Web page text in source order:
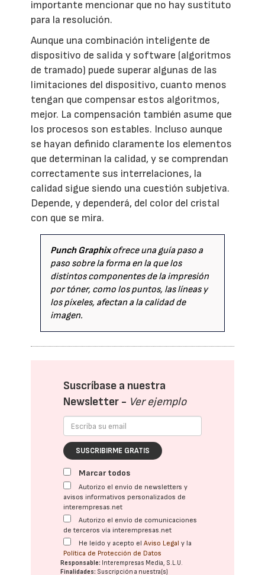
importante mencionar que no hay sustituto
para la resolución.
Aunque una combinación inteligente de
dispositivo de salida y software (algoritmos
de tramado) puede superar algunas de las
limitaciones del dispositivo, cuanto menos
tengan que compensar estos algoritmos,
mejor. La compensación también asume que
los procesos son estables. Incluso aunque
se hayan definido claramente los elementos
que determinan la calidad, y se comprendan
correctamente sus interrelaciones, la
calidad sigue siendo una cuestión subjetiva.
Depende, y dependerá, del color del cristal
con que se mira.
Punch Graphixofrece una guía paso a
paso sobre la forma en la que los
distintos componentes de la impresión
por tóner, como los puntos, las líneas y
los píxeles, afectan a la calidad de
imagen.
Suscríbase a nuestra
Newsletter - Ver ejemplo
SUSCRIBIRME GRATIS
Marcar todos
Autorizo el envío de newsletters y
avisos informativos personalizados de
interempresas.net
Autorizo el envío de comunicaciones
de terceros vía interempresas.net
He leído y acepto elAviso Legal y la
Política de Protección de Datos
Responsable: Interempresas Media, S.L.U.
Finalidades: Suscripción a nuestra(s)